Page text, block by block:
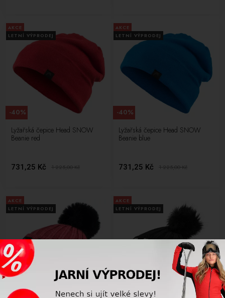
AKCE
LETNÍ VÝPRODEJ
Lyžařská čepice Head SNOW
Beanie red
731,25 Kč 1 225,00Kč
-40%
AKCE
LETNÍ VÝPRODEJ
Lyžařská čepice Head SNOW
Beanie blue
731,25 Kč 1 225,00Kč
-40%
AKCE
LETNÍ VÝPRODEJ
AKCE
LETNÍ VÝPRODEJ